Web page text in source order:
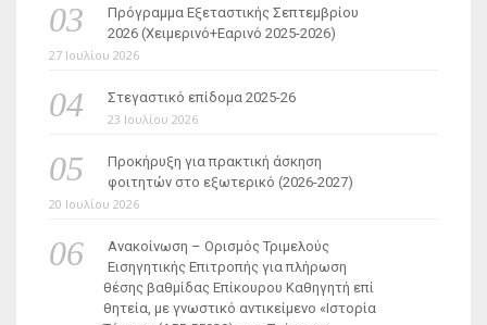
Πρόγραμμα Εξεταστικής Σεπτεμβρίου
2026 (Χειμερινό+Εαρινό 2025-2026)
27 Ιουλίου 2026
Στεγαστικό επίδομα 2025-26
23 Ιουλίου 2026
Προκήρυξη για πρακτική άσκηση
φοιτητών στο εξωτερικό (2026-2027)
20 Ιουλίου 2026
Ανακοίνωση – Ορισμός Τριμελούς
Εισηγητικής Επιτροπής για πλήρωση
θέσης βαθμίδας Επίκουρου Καθηγητή επί
θητεία, με γνωστικό αντικείμενο «Ιστορία